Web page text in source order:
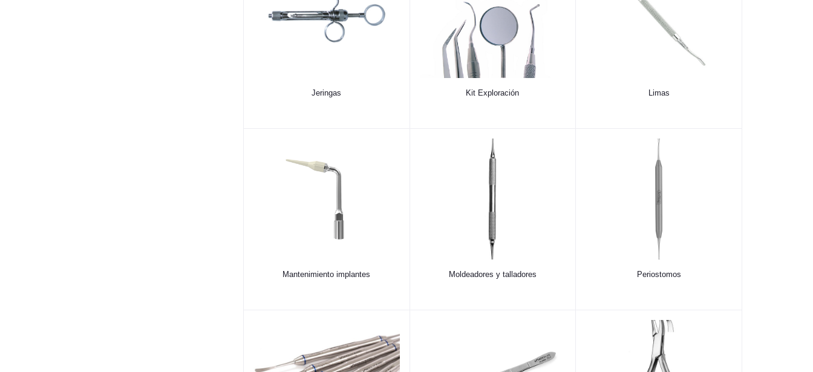
Jeringas Kit Exploración Limas
Mantenimiento implantes Moldeadores y talladores Periostomos